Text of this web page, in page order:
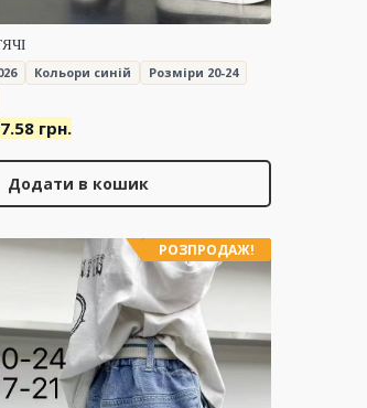
Кольори синій
Розміри 20-24
грн..
грн.
Додати в кошик
РОЗПРОДАЖ!